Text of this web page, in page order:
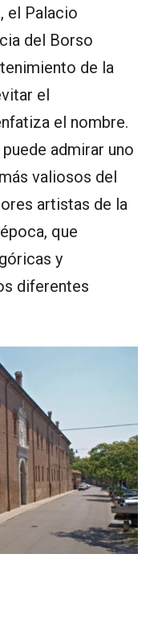
el Palacio
del Borso
de la
el
el nombre.
admirar uno
valiosos del
artistas de la
que
y
diferentes